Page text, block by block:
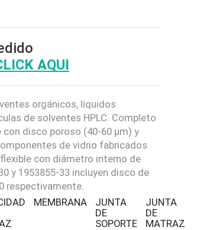
AQUI
orgánicos, líquidos
de solventes HPLC. Completo
disco poroso (40-60 µm) y
de vidrio fabricados
con diámetro interno de
y 1953855-33 incluyen disco de
respectivamente.
MEMBRANA
JUNTA
DE
SOPORTE
JUNTA
DE
MATRAZ